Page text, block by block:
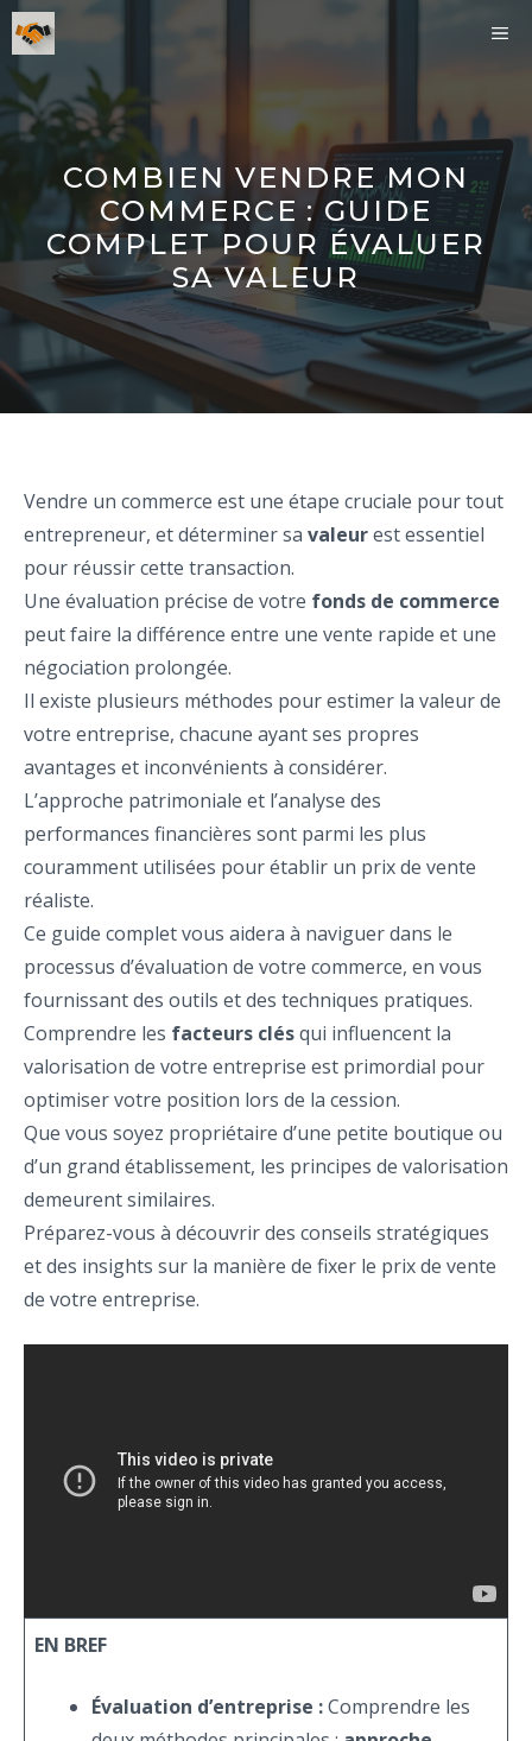
Aller
au
contenu
COMBIEN VENDRE MON
COMMERCE : GUIDE
COMPLET POUR ÉVALUER
SA VALEUR
Vendre un commerce est une étape cruciale pour tout
entrepreneur, et déterminer sa valeurest essentiel
pour réussir cette transaction.
Une évaluation précise de votre fonds de commerce
peut faire la différence entre une vente rapide et une
négociation prolongée.
Il existe plusieurs méthodes pour estimer la valeur de
votre entreprise, chacune ayant ses propres
avantages et inconvénients à considérer.
L’approche patrimoniale et l’analyse des
performances financières sont parmi les plus
couramment utilisées pour établir un prix de vente
réaliste.
Ce guide complet vous aidera à naviguer dans le
processus d’évaluation de votre commerce, en vous
fournissant des outils et des techniques pratiques.
Comprendre les facteurs clésqui influencent la
valorisation de votre entreprise est primordial pour
optimiser votre position lors de la cession.
Que vous soyez propriétaire d’une petite boutique ou
d’un grand établissement, les principes de valorisation
demeurent similaires.
Préparez-vous à découvrir des conseils stratégiques
et des insights sur la manière de fixer le prix de vente
de votre entreprise.
EN BREF
Évaluation d’entreprise :Comprendre les